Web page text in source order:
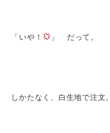
「いや！ 」 だって。
しかたなく、白生地で注文。